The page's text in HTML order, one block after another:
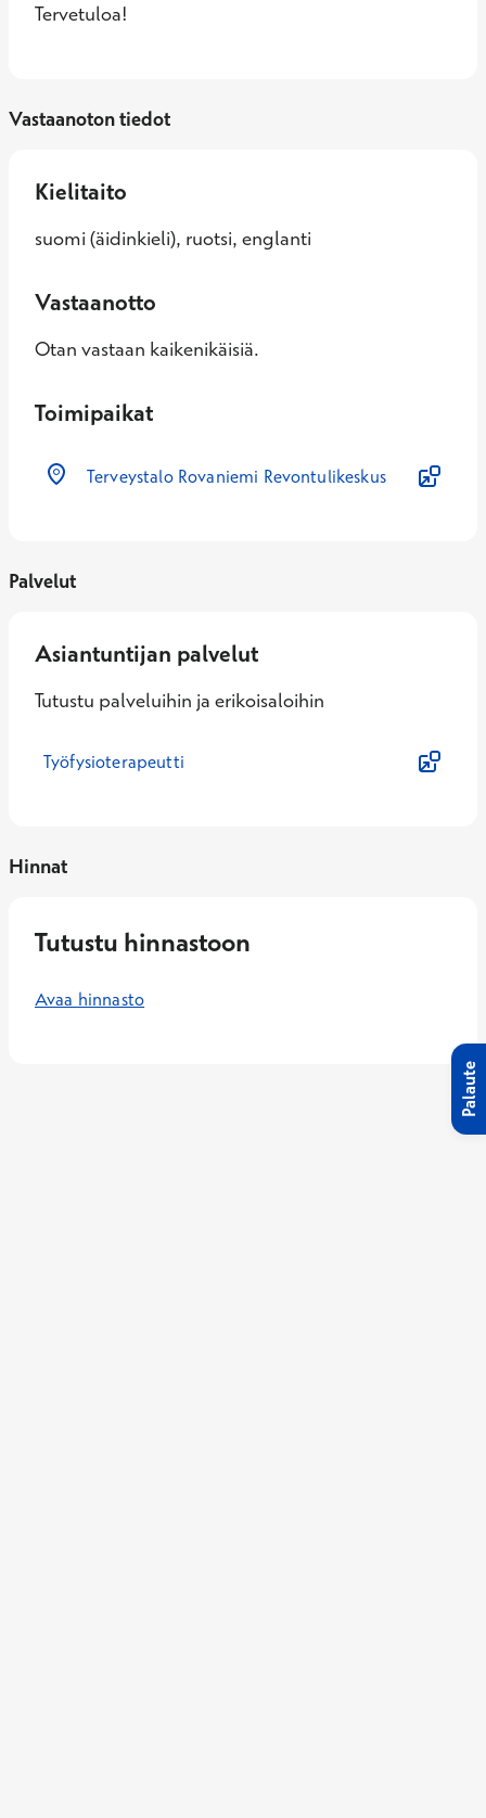
Tervetuloa!
Vastaanoton tiedot
Kielitaito
suomi (äidinkieli), ruotsi, englanti
Vastaanotto
Otan vastaan kaikenikäisiä.
Toimipaikat
Terveystalo Rovaniemi Revontulikeskus
Palvelut
Asiantuntijan palvelut
Tutustu palveluihin ja erikoisaloihin
Työfysioterapeutti
Hinnat
Tutustu hinnastoon
Avaa hinnasto
Palaute